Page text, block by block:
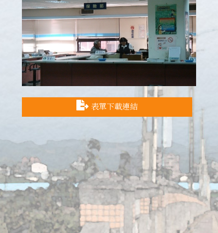
表單下載連結